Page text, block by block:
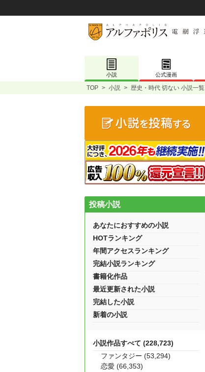
小説 公式漫画
TOP > 小説 > 歴史・時代 切ない 小説一覧
投稿小説
あなたにおすすめの小説
HOTランキング
年間アクセスランキング
完結小説ランキング
書籍化作品
最近更新された小説
完結した小説
新着の小説
小説作品すべて (228,723)
ファンタジー (53,294)
恋愛 (66,353)